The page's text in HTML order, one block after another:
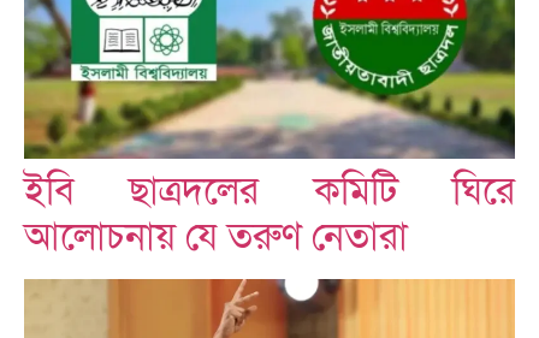
ইবি ছাত্রদলের কমিটি ঘিরে
আলোচনায় যে তরুণ নেতারা